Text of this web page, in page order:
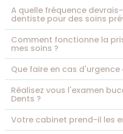
A quelle fréquence
dentiste pour des soins
Comment fonctionne la
mes soins ?
Que faire en cas d'urgence
Réalisez vous l'examen
Dents ?
Votre cabinet prend-il les